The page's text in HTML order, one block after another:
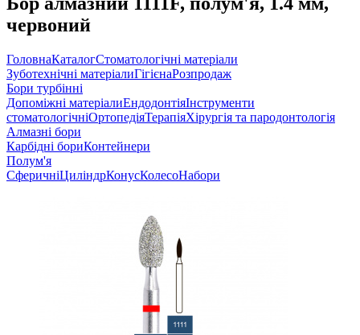
червоний
ГоловнаКаталогСтоматологічні матеріали
Зуботехнічні матеріалиГігієнаРозпродаж
Бори турбінні
Допоміжні матеріалиЕндодонтіяІнструменти
стоматологічніОртопедіяТерапіяХірургія та пародонтологія
Алмазні бори
Карбідні бориКонтейнери
Полум'я
СферичніЦиліндрКонусКолесоНабори